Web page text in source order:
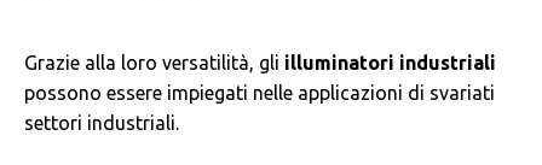
Grazie alla loro versatilità, gli illuminatori industriali
possono essere impiegati nelle applicazioni di svariati
settori industriali.